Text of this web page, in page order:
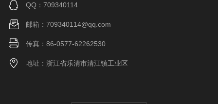
QQ：709340114
邮箱：709340114@qq.com
传真：86-0577-62262530
地址：浙江省乐清市清江镇工业区